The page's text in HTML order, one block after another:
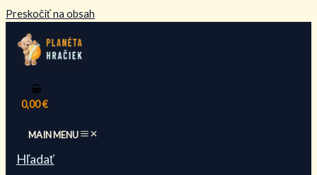
Preskočiť na obsah
0,00€
MAIN MENU
Hľadať